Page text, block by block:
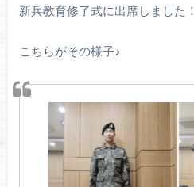
新兵教育修了式に出席しました！
こちらがその様子♪